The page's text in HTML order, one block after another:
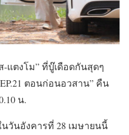
แตงโม” ที่บู๊เดือดกันสุดๆ
ตอนก่อนอวสาน” คืน
น.
วันอังคารที่ 28 เมษายนนี้